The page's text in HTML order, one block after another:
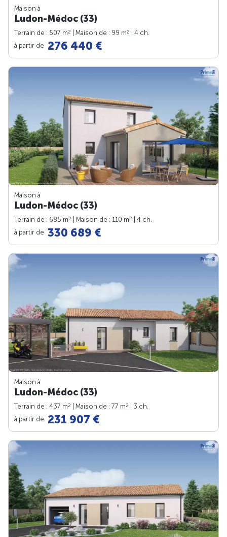
Maison à
Ludon-Médoc (33)
Terrain de : 507 m2 | Maison de : 99 m2
| 4 ch.
à partir de 276 440 €
Maison à
Ludon-Médoc (33)
Terrain de : 685 m2 | Maison de : 110 m2
| 4 ch.
à partir de 330 689 €
Maison à
Ludon-Médoc (33)
Terrain de : 437 m2 | Maison de : 77 m2
| 3 ch.
à partir de 231 907 €